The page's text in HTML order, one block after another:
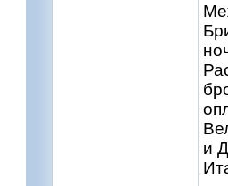
и